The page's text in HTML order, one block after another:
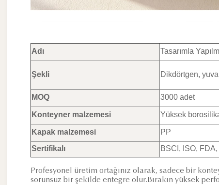
Adı Tasarımla
Şekli Dikdörtgen,
MOQ 3000 adet
Konteyner malzemesi Yüksek
Kapak malzemesi
PP
Sertifikalı
BSCI, ISO,
Profesyonel üretim ortağınız olarak, sadece bir
sorunsuz bir şekilde entegre olur.Bırakın yüksek